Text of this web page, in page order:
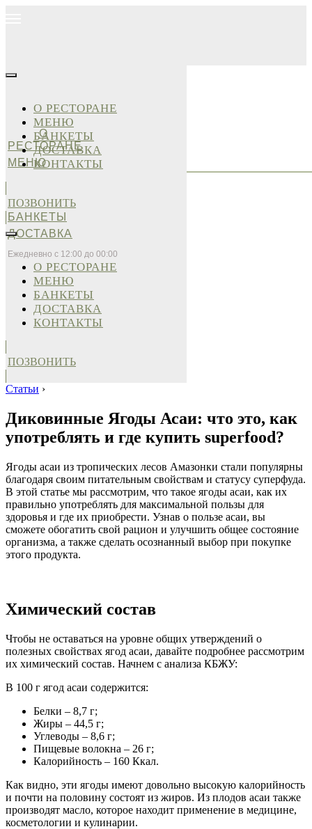
О
РЕСТОРАНЕ
МЕНЮ
БАНКЕТЫ
ДОСТАВКА
Ежедневно с 12:00 до 00:00
О РЕСТОРАНЕ
МЕНЮ
БАНКЕТЫ
ДОСТАВКА
КОНТАКТЫ
ПОЗВОНИТЬ
О РЕСТОРАНЕ
МЕНЮ
БАНКЕТЫ
ДОСТАВКА
КОНТАКТЫ
ПОЗВОНИТЬ
Статьи ›
Диковинные Ягоды Асаи: что это, как
употреблять и где купить superfood?
Ягоды асаи из тропических лесов Амазонки стали популярны
благодаря своим питательным свойствам и статусу суперфуда.
В этой статье мы рассмотрим, что такое ягоды асаи, как их
правильно употреблять для максимальной пользы для
здоровья и где их приобрести. Узнав о пользе асаи, вы
сможете обогатить свой рацион и улучшить общее состояние
организма, а также сделать осознанный выбор при покупке
этого продукта.
Химический состав
Чтобы не оставаться на уровне общих утверждений о
полезных свойствах ягод асаи, давайте подробнее рассмотрим
их химический состав. Начнем с анализа КБЖУ:
В 100 г ягод асаи содержится:
Белки – 8,7 г;
Жиры – 44,5 г;
Углеводы – 8,6 г;
Пищевые волокна – 26 г;
Калорийность – 160 Ккал.
Как видно, эти ягоды имеют довольно высокую калорийность
и почти на половину состоят из жиров. Из плодов асаи также
производят масло, которое находит применение в медицине,
косметологии и кулинарии.